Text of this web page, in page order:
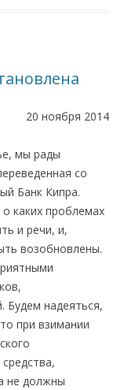
20 ноября 2014
мы рады
со
Банк Кипра.
каких проблемах
и речи, и,
возобновлены.
Будем надеяться,
при взимании
не должны